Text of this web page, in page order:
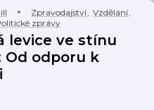
Zpravodajství, Vzdělání,
zprávy
levice ve stínu
Od odporu k